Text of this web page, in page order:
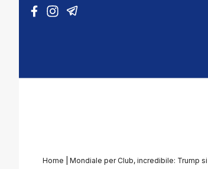
Vai al contenuto
Home Mondiale per Club, incredibile: Trump